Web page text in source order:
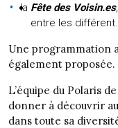
la Fête des Voisin.es
entre les
Une programmation
également proposée.
L’équipe du Polaris
donner à découvrir
dans toute sa